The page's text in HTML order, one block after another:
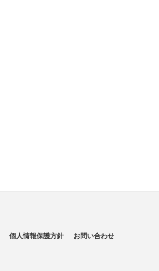
個人情報保護方針 お問い合わせ